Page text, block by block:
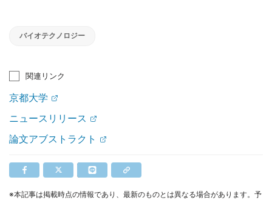
バイオテクノロジー
関連リンク
京都大学
ニュースリリース
論文アブストラクト
※本記事は掲載時点の情報であり、最新のものとは異なる場合があります。予